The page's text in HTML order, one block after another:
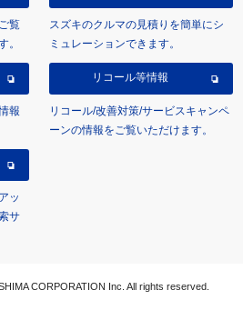
覧
。
スズキのクルマの見積りを簡単にシ
ミュレーションできます。
報
リコール等情報
リコール/改善対策/サービスキャンペ
ーンの情報をご覧いただけます。
ッ
サ
CORPORATION Inc. All rights reserved.